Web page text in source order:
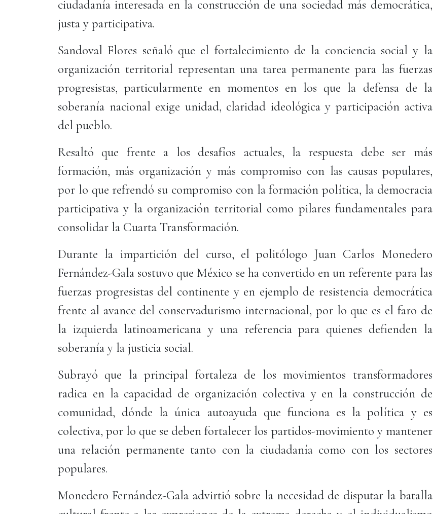
ciudadanía interesada en la construcción de una sociedad más democrática,
justa y participativa.
Sandoval Flores señaló que el fortalecimiento de la conciencia social y la
organización territorial representan una tarea permanente para las fuerzas
progresistas, particularmente en momentos en los que la defensa de la
soberanía nacional exige unidad, claridad ideológica y participación activa
del pueblo.
Resaltó que frente a los desafíos actuales, la respuesta debe ser más
formación, más organización y más compromiso con las causas populares,
por lo que refrendó su compromiso con la formación política, la democracia
participativa y la organización territorial como pilares fundamentales para
consolidar la Cuarta Transformación.
Durante la impartición del curso, el politólogo Juan Carlos Monedero
Fernández-Gala sostuvo que México se ha convertido en un referente para las
fuerzas progresistas del continente y en ejemplo de resistencia democrática
frente al avance del conservadurismo internacional, por lo que es el faro de
la izquierda latinoamericana y una referencia para quienes defienden la
soberanía y la justicia social.
Subrayó que la principal fortaleza de los movimientos transformadores
radica en la capacidad de organización colectiva y en la construcción de
comunidad, dónde la única autoayuda que funciona es la política y es
colectiva, por lo que se deben fortalecer los partidos-movimiento y mantener
una relación permanente tanto con la ciudadanía como con los sectores
populares.
Monedero Fernández-Gala advirtió sobre la necesidad de disputar la batalla